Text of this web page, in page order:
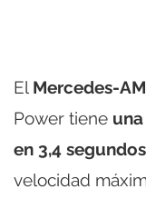
El Mercedes-
Power tiene
en 3,4 segundos
velocidad